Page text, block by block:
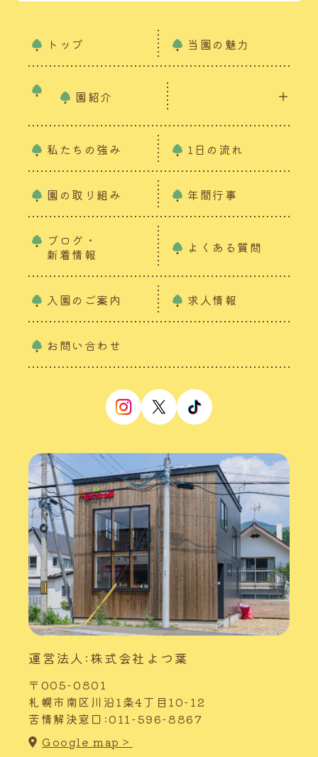
トップ 当園の魅力
園紹介
私たちの強み 1日の流れ
園の取り組み 年間行事
ブログ・
新着情報
よくある質問
入園のご案内 求人情報
お問い合わせ
運営法人:株式会社よつ葉
〒005-0801
札幌市南区川沿1条4丁目10-12
苦情解決窓口:011-596-8867
Google map＞